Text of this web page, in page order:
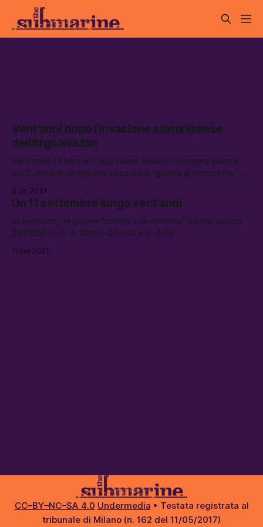
Vent’anni dopo l’invasione statunitense
dell’Afghanistan
Per capire l’Africa e il Sud Ovest Asiatico bisogna partire
dal 7 ottobre: la regione esce dalla “guerra al terrorismo”
alleati in questi anni non ha fatto altro che alimentare i
movimenti islamisti locali
5 ott 2021
Un 11 settembre lungo vent’anni
In vent’anni, le guerre “contro il terrorismo” hanno ucciso
363.000 civili in Medio Oriente e in Asia
11 set 2021
CC–BY–NC–SA 4.0 Undermedia • Testata registrata al
tribunale di Milano (n. 162 del 11/05/2017)